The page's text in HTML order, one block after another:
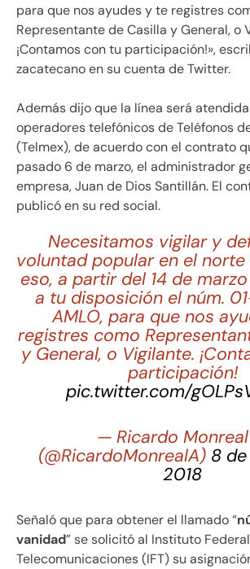
para que nos ayudes y te registres
Representante de Casilla y General, o
¡Contamos con tu participación!»,
zacatecano en su cuenta de Twitter.
Además dijo que la línea será
operadores telefónicos de Teléfonos
(Telmex), de acuerdo con el contrato
pasado 6 de marzo, el administrador
empresa, Juan de Dios Santillán. El
publicó en su red social.
Necesitamos vigilar y
voluntad popular en el
eso, a partir del 14 de
a tu disposición el núm.
AMLO, para que nos
registres como
y General, o Vigilante.
participación!
pic.twitter.com/
— Ricardo Monreal
(@RicardoMonrealA) 8
2018
Señaló que para obtener el llamado “
vanidad” se solicitó al Instituto
Telecomunicaciones (IFT) su